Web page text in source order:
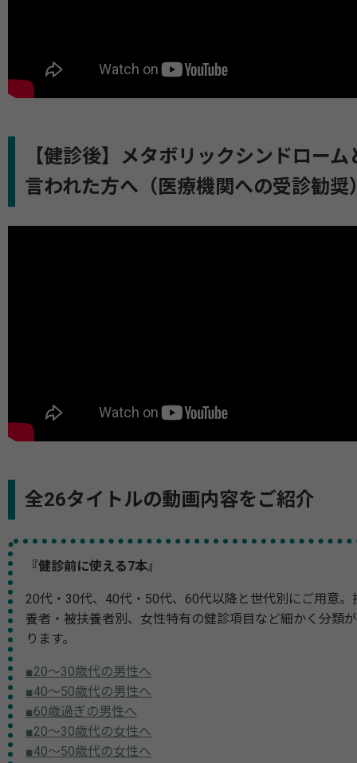
【健診後】メタボリックシンドローム
言われた方へ（医療機関への受診勧奨
全26タイトルの動画内容をご紹介
『健診前に使える7本』
20代・30代、40代・50代、60代以降と世代別にご用意。
養者・被扶養者別、女性特有の健診項目など細かく分類
ります。
■20～30歳代の男性へ
■40～50歳代の男性へ
■60歳過ぎの男性へ
■20～30歳代の女性へ
■40～50歳代の女性へ